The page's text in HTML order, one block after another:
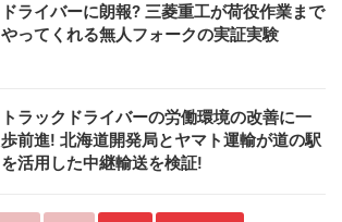
ドライバーに朗報? 三菱重工が荷役作業まで
やってくれる無人フォークの実証実験
トラックドライバーの労働環境の改善に一
歩前進! 北海道開発局とヤマト運輸が道の駅
を活用した中継輸送を検証!